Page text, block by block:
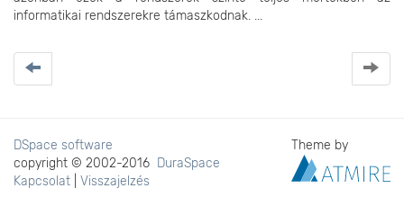
informatikai rendszerekre támaszkodnak. ...
DSpace software
copyright © 2002-2016 DuraSpace
Kapcsolat
Visszajelzés
Theme by